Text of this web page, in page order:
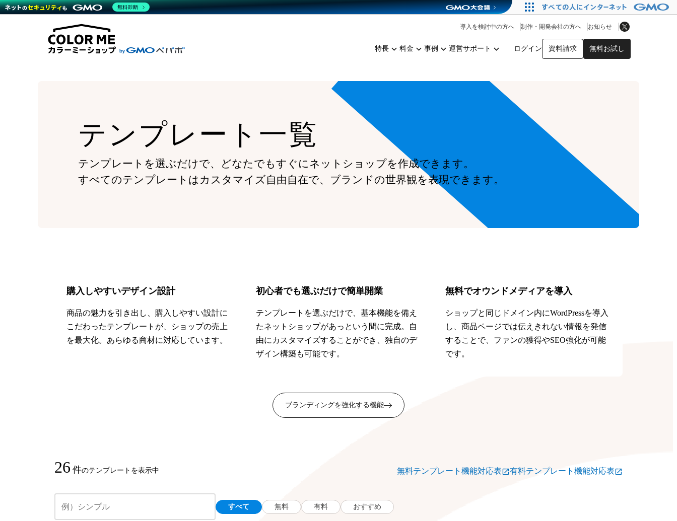
特長 料金 事例 運営サポート ログイン 資料請求 無料お試し
導入を検討中の方へ 制作・開発会社の方へ お知らせ
商材一覧を見る
機能一覧を見る
WordPress導入
顧客ロイヤリティを向上
複数店舗との連携
雑貨販売 アプリストア
料金
プラン・料金一覧を見る
料金シミュレーション
事例
運営サポート
サポート一覧を見る
コミュニティイベントCarty
テンプレート一覧
テンプレートを選ぶだけで、どなたでもすぐにネットショップを作成できます。
すべてのテンプレートはカスタマイズ自由自在で、ブランドの世界観を表現できます。
購入しやすいデザイン設計
商品の魅力を引き出し、購入しやすい設計に
こだわったテンプレートが、ショップの売上
を最大化。あらゆる商材に対応しています。
初心者でも選ぶだけで簡単開業
テンプレートを選ぶだけで、基本機能を備え
たネットショップがあっという間に完成。自
由にカスタマイズすることができ、独自のデ
ザイン構築も可能です。
無料でオウンドメディアを導入
ショップと同じドメイン内にWordPressを導入
し、商品ページでは伝えきれない情報を発信
することで、ファンの獲得やSEO強化が可能
です。
ブランディングを強化する機能
26 件のテンプレートを表示中 無料テンプレート機能対応表 有料テンプレート機能対応表
すべて 無料 有料 おすすめ
無料診断